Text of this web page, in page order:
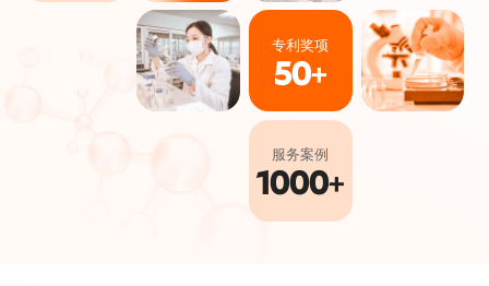
专利奖项
50+
服务案例
1000+